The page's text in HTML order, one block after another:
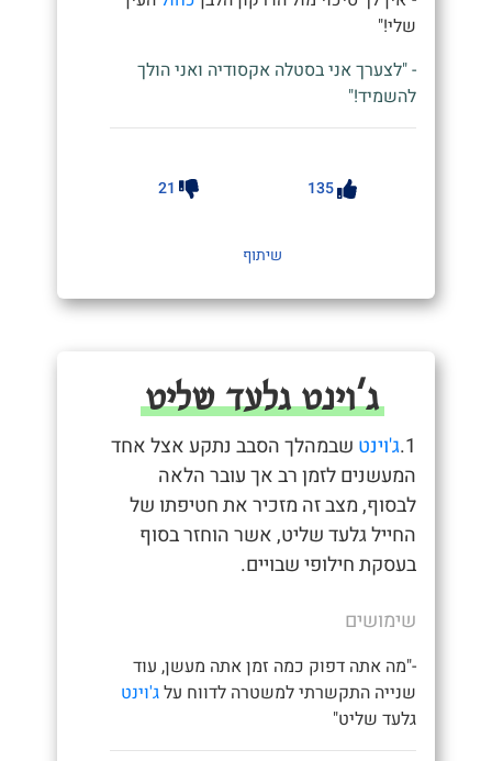
שלי!"
- "לצערך אני בסטלה אקסודיה ואני הולך
להשמיד!"
135
21
שיתוף
ג'וינט גלעד שליט
1. ג'וינט שבמהלך הסבב נתקע אצל אחד
המעשנים לזמן רב אך עובר הלאה
לבסוף, מצב זה מזכיר את חטיפתו של
החייל גלעד שליט, אשר הוחזר בסוף
בעסקת חילופי שבויים.
שימושים
-"מה אתה דפוק כמה זמן אתה מעשן, עוד
שנייה התקשרתי למשטרה לדווח עלג'וינט
גלעד שליט"